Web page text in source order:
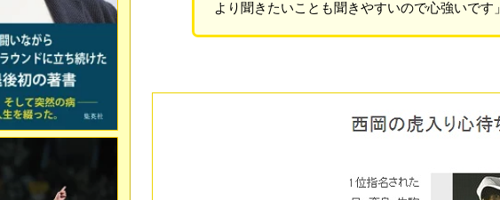
より聞きたいことも聞きやすいので心強いです」